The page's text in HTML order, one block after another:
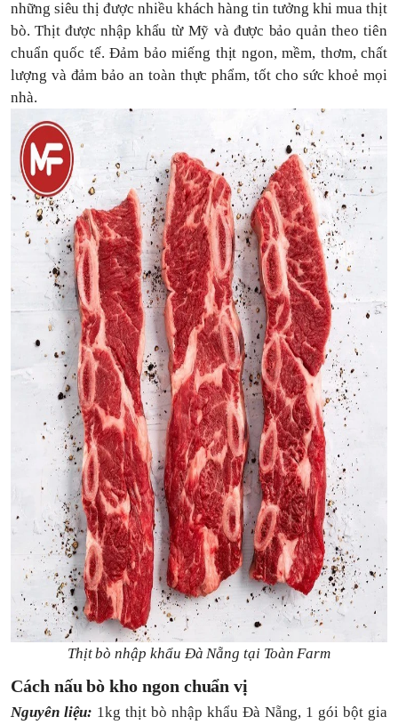
những siêu thị được nhiều khách hàng tin tưởng khi mua thịt
bò. Thịt được nhập khẩu từ Mỹ và được bảo quản theo tiên
chuẩn quốc tế. Đảm bảo miếng thịt ngon, mềm, thơm, chất
lượng và đảm bảo an toàn thực phẩm, tốt cho sức khoẻ mọi
nhà.
Thịt bò nhập khẩu Đà Nẵng tại Toàn Farm
Cách nấu bò kho ngon chuẩn vị
Nguyên liệu: 1kg thịt bò nhập khẩu Đà Nẵng, 1 gói bột gia